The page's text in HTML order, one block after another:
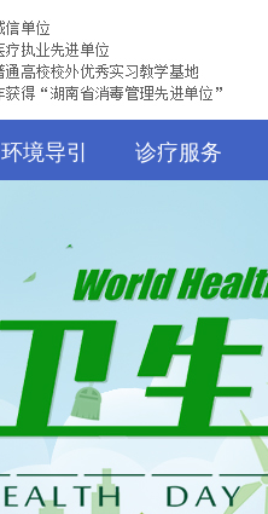
环境导引 诊疗服务